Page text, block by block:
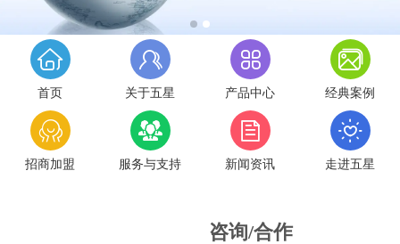
首页 关于五星 产品中心 经典案例
招商加盟 服务与支持 新闻资讯 走进五星
咨询/合作